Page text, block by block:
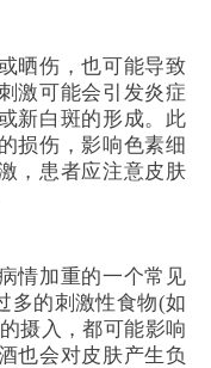
伤，也可能导致
激可能会引发炎症
新白斑的形成。此
损伤，影响色素细
，患者应注意皮肤
加重的一个常见
多的刺激性食物(如
摄入，都可能影响
也会对皮肤产生负